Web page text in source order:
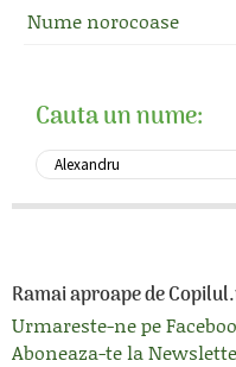
Nume norocoase
Cauta un nume:
Ramai aproape de
Urmareste-ne pe
Aboneaza-te la